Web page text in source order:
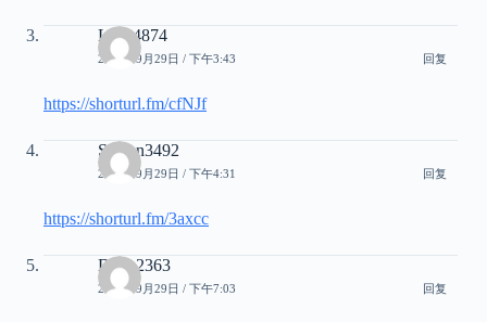
Laila4874
2025年9月29日 / 下午3:43 回复
https://shorturl.fm/cfNJf
Steven3492
2025年9月29日 / 下午4:31 回复
https://shorturl.fm/3axcc
Daria2363
2025年9月29日 / 下午7:03 回复